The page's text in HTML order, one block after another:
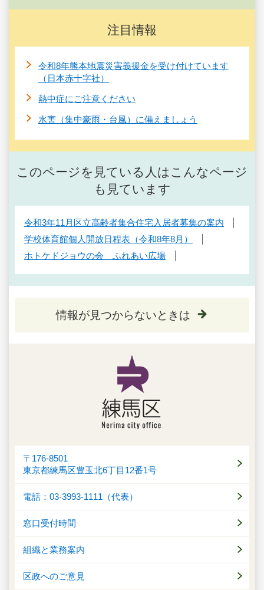
注目情報
令和8年熊本地震災害義援金を受け付けています
（日本赤十字社）
熱中症にご注意ください
水害（集中豪雨・台風）に備えましょう
このページを見ている人はこんなページ
も見ています
令和3年11月区立高齢者集合住宅入居者募集の案内
学校体育館個人開放日程表（令和8年8月）
ホトケドジョウの会 ふれあい広場
情報が見つからないときは
〒176-8501
東京都練馬区豊玉北6丁目12番1号
電話：03-3993-1111（代表）
窓口受付時間
組織と業務案内
区政へのご意見